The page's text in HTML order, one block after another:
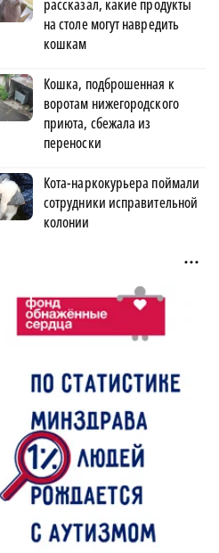
рассказал, какие продукты
на столе могут навредить
кошкам
Кошка, подброшенная к
воротам нижегородского
приюта, сбежала из
переноски
Кота-наркокурьера поймали
сотрудники исправительной
колонии